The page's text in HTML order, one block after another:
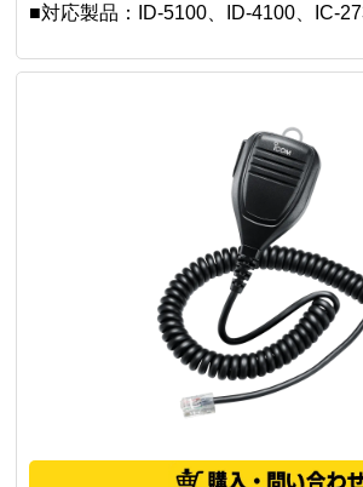
■対応製品：ID-5100、ID-4100、IC-